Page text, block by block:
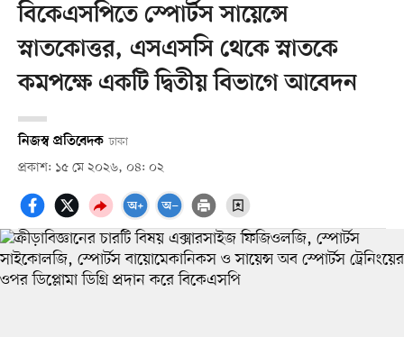
বিকেএসপিতে স্পোর্টস সায়েন্সে
স্নাতকোত্তর, এসএসসি থেকে স্নাতকে
কমপক্ষে একটি দ্বিতীয় বিভাগে আবেদন
নিজস্ব প্রতিবেদক ঢাকা
প্রকাশ: ১৫ মে ২০২৬, ০৪: ০২